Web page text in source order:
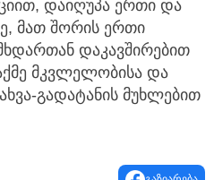
დაიღუპა ერთი და
მათ შორის ერთი
დაკავშირებით
მკვლელობისა და
გადატანის მუხლებით